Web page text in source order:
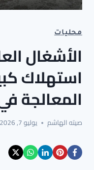
محليات
الأشغال
استهلاك
المعالجة
صيته الهاشم يوليو 7, 2026